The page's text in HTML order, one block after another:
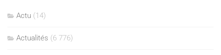
Actu (14)
Actualités (6 776)